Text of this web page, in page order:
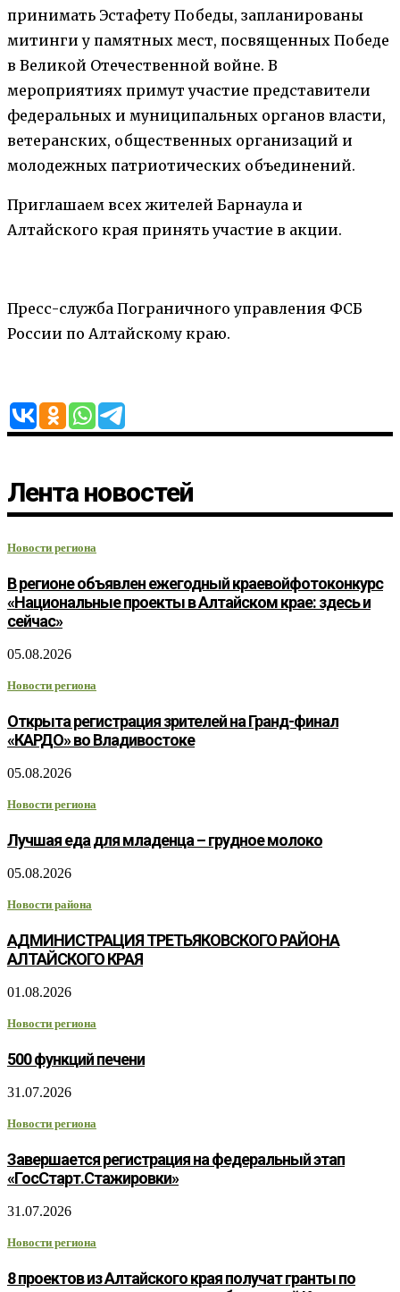
принимать Эстафету Победы, запланированы
митинги у памятных мест, посвященных Победе
в Великой Отечественной войне. В
мероприятиях примут участие представители
федеральных и муниципальных органов власти,
ветеранских, общественных организаций и
молодежных патриотических объединений.
Приглашаем всех жителей Барнаула и
Алтайского края принять участие в акции.
Пресс-служба Пограничного управления ФСБ
России по Алтайскому краю.
Лента новостей
Новости региона
В регионе объявлен ежегодный краевойфотоконкурс
«Национальные проекты в Алтайском крае: здесь и
сейчас»
05.08.2026
Новости региона
Открыта регистрация зрителей на Гранд-финал
«КАРДО» во Владивостоке
05.08.2026
Новости региона
Лучшая еда для младенца – грудное молоко
05.08.2026
Новости района
АДМИНИСТРАЦИЯ ТРЕТЬЯКОВСКОГО РАЙОНА
АЛТАЙСКОГО КРАЯ
01.08.2026
Новости региона
500 функций печени
31.07.2026
Новости региона
Завершается регистрация на федеральный этап
«ГосСтарт.Стажировки»
31.07.2026
Новости региона
8 проектов из Алтайского края получат гранты по